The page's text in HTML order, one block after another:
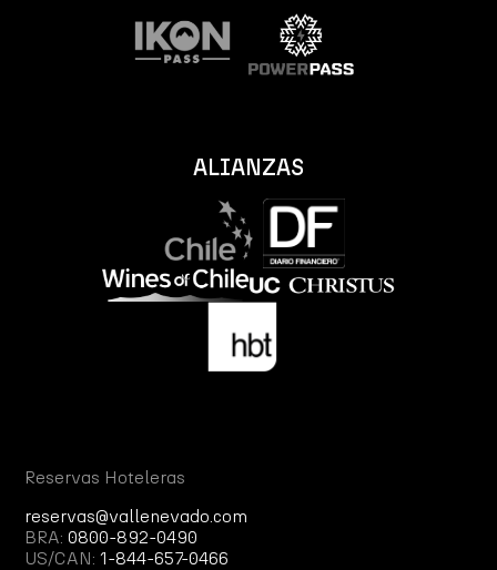
ALIANZAS
Reservas Hoteleras
reservas@vallenevado.com
BRA:0800-892-0490
US/CAN:1-844-657-0466